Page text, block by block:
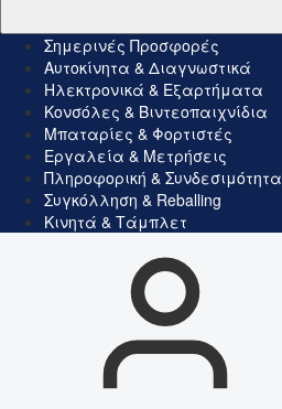
Σημερινές Προσφορές
Αυτοκίνητα & Διαγνωστικά
Ηλεκτρονικά & Εξαρτήματα
Κονσόλες & Βιντεοπαιχνίδια
Μπαταρίες & Φορτιστές
Εργαλεία & Μετρήσεις
Πληροφορική & Συνδεσιμότητα
Συγκόλληση & Reballing
Κινητά & Τάμπλετ